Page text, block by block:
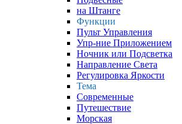
на Штанге
Функции
Пульт Управления
Упр-ние Приложением
Ночник или Подсветка
Направление Света
Регулировка Яркости
Тема
Современные
Путешествие
Морская